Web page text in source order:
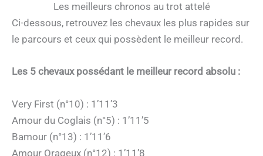
Les meilleurs chronos au trot attelé
Ci-dessous, retrouvez les chevaux les plus rapides sur
le parcours et ceux qui possèdent le meilleur record.
Les 5 chevaux possédant le meilleur record absolu :
Very First (n°10) : 1’11’3
Amour du Coglais (n°5) : 1’11’5
Bamour (n°13) : 1’11’6
Amour Orageux (n°12) : 1’11’8